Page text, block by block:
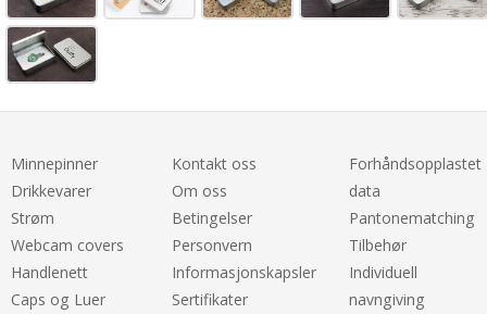
Minnepinner
Drikkevarer
Strøm
Webcam covers
Handlenett
Caps og Luer
Kontakt oss
Om oss
Betingelser
Personvern
Informasjonskapsler
Sertifikater
Forhåndsopplastet
data
Pantonematching
Tilbehør
Individuell
navngiving